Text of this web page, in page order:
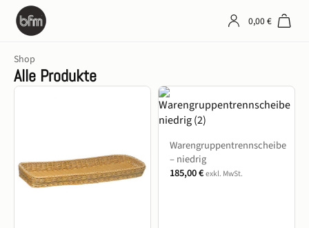
0,00 €
Shop
Alle Produkte
Warengruppentrennscheibe
– niedrig
185,00€exkl. MwSt.